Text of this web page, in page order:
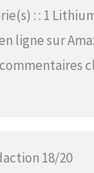
: : 1
ligne sur
18/20